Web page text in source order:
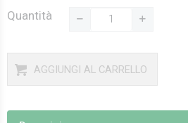
Quantità
AGGIUNGI AL CARRELLO